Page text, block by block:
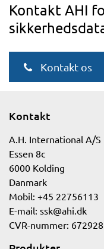
Kontakt AHI
Kontakt os
Kontakt
A.H. International A/S
Essen 8c
6000 Kolding
Danmark
Mobil: +45 22756113
E-mail: ssk@ahi.dk
CVR-nummer: